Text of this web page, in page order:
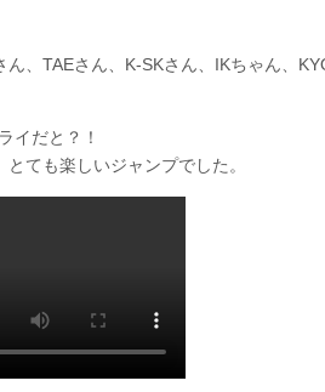
ん、TAEさん、K-SKさん、IKちゃん、
イだと？！
ても楽しいジャンプでした。